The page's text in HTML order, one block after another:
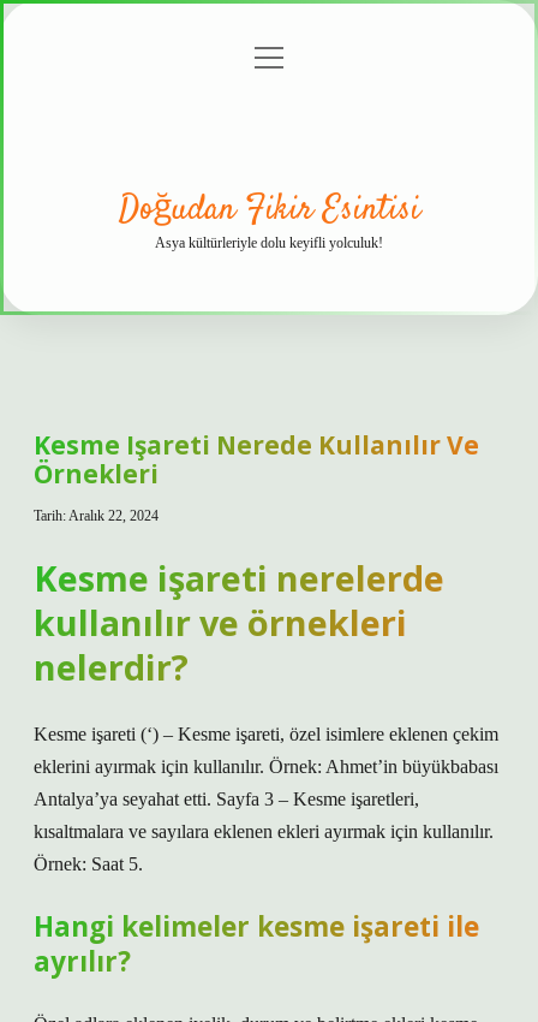
menüyü
Doğudan Fikir Esintisi
Asya kültürleriyle dolu keyifli yolculuk!
Kesme Işareti Nerede Kullanılır Ve
Örnekleri
Tarih: Aralık 22, 2024
Kesme işareti nerelerde
kullanılır ve örnekleri
nelerdir?
Kesme işareti (‘) – Kesme işareti, özel isimlere eklenen çekim
eklerini ayırmak için kullanılır. Örnek: Ahmet’in büyükbabası
Antalya’ya seyahat etti. Sayfa 3 – Kesme işaretleri,
kısaltmalara ve sayılara eklenen ekleri ayırmak için kullanılır.
Örnek: Saat 5.
Hangi kelimeler kesme işareti ile
ayrılır?